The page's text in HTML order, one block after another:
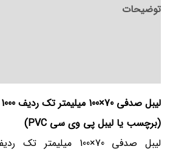
توضیحات
لیبل صدفی 70×100 میلیمتر تک ردیف 1000 عددی
(برچسب یا لیبل پی وی سی PVC)